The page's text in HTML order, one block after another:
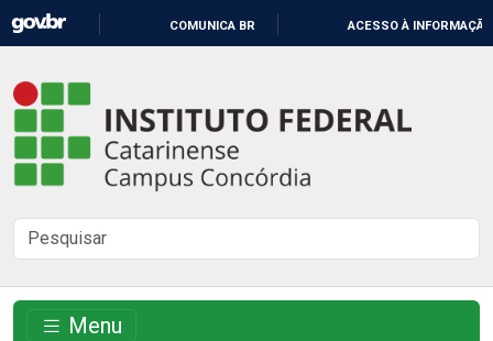
CONTEÚDO
COMUNICA BR ACESSO À INFORMAÇÃO
Instituto
Federal
Catarinense
-
Campus
Concórdia
Buscar
no
site
Menu